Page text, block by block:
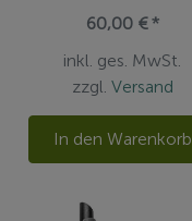
60,00 € *
inkl. ges. MwSt.
zzgl. Versand
In den Warenkorb